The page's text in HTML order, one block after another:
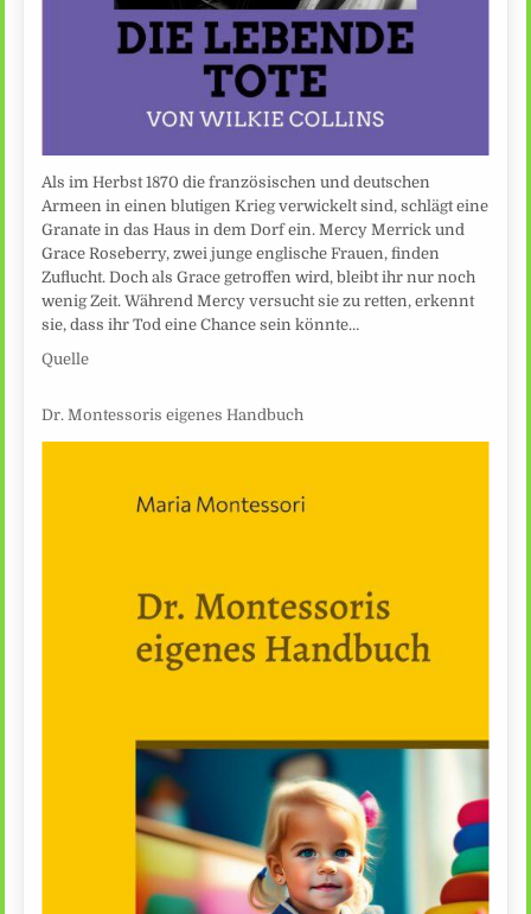
Als im Herbst 1870 die französischen und deutschen
Armeen in einen blutigen Krieg verwickelt sind, schlägt eine
Granate in das Haus in dem Dorf ein. Mercy Merrick und
Grace Roseberry, zwei junge englische Frauen, finden
Zuflucht. Doch als Grace getroffen wird, bleibt ihr nur noch
wenig Zeit. Während Mercy versucht sie zu retten, erkennt
sie, dass ihr Tod eine Chance sein könnte…
Quelle
Dr. Montessoris eigenes Handbuch